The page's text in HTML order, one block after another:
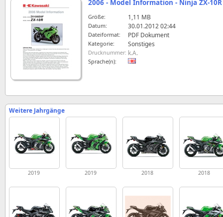
2006 - Model Information - Ninja ZX-
Größe: 1,11 MB
Datum: 30.01.2012 02:44
Dateiformat: PDF Dokument
Kategorie: Sonstiges
Drucknummer: k.A.
Sprache(n):
Weitere Jahrgänge
2019 2019 2018 2018